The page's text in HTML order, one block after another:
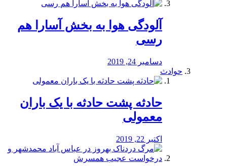
آلودگی هوا به بخش آسارا هم
رسی
دسامبر 24, 2019
حوادث
️حادثه پشت حادثه با یک باران
معمولی
اکتبر 22, 2019